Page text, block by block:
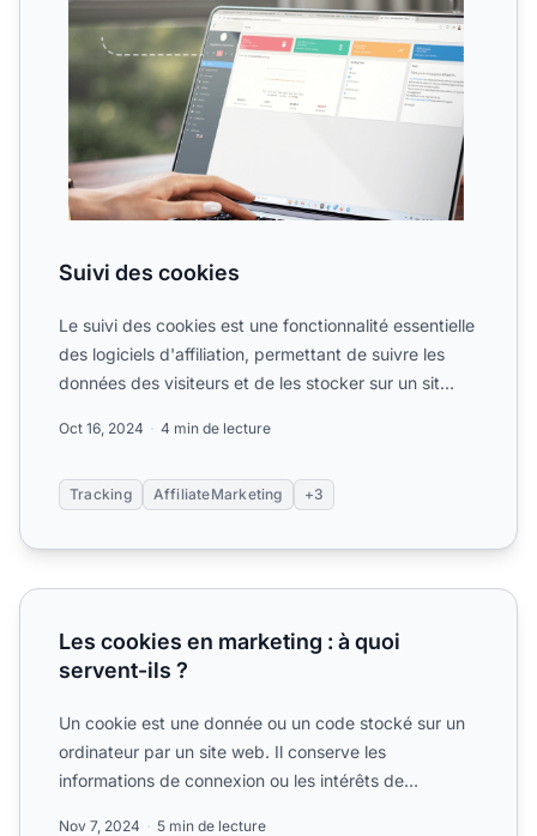
Suivi des cookies
Le suivi des cookies est une fonctionnalité essentielle
des logiciels d'affiliation, permettant de suivre les
données des visiteurs et de les stocker sur un sit...
Oct 16, 2024 4 min de lecture
Tracking AffiliateMarketing +3
Les cookies en marketing : à quoi servent-ils ?
Les cookies en marketing : à quoi
servent-ils ?
Un cookie est une donnée ou un code stocké sur un
ordinateur par un site web. Il conserve les
informations de connexion ou les intérêts de
Nov 7, 2024 5 min de lecture